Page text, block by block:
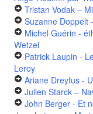
Tristan Vodak –
Suzanne Doppelt
Michel Guérin -
Wetzel
Patrick Laupin -
Leroy
Ariane Dreyfus -
Julien Starck –
John Berger - Et